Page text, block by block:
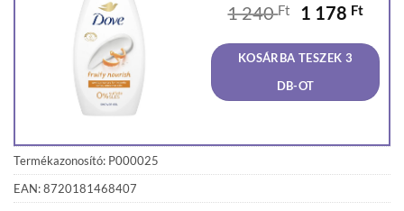
1 240Ft
Original
was:
1
240 Ft.
1 178 Ft
is:
178
KOSÁRBA TESZEK 3
DB-OT
Termékazonosító: P000025
EAN: 8720181468407